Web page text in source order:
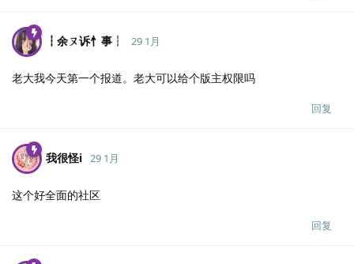
┇余ㄡ诉忄事┆ 29 1月
老大我今天第一个报道。老大可以给个版主权限吗
回复
我很怪i 29 1月
这个好全面的社区
回复